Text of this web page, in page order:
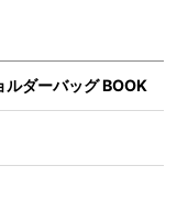
ダーバッグ BOOK